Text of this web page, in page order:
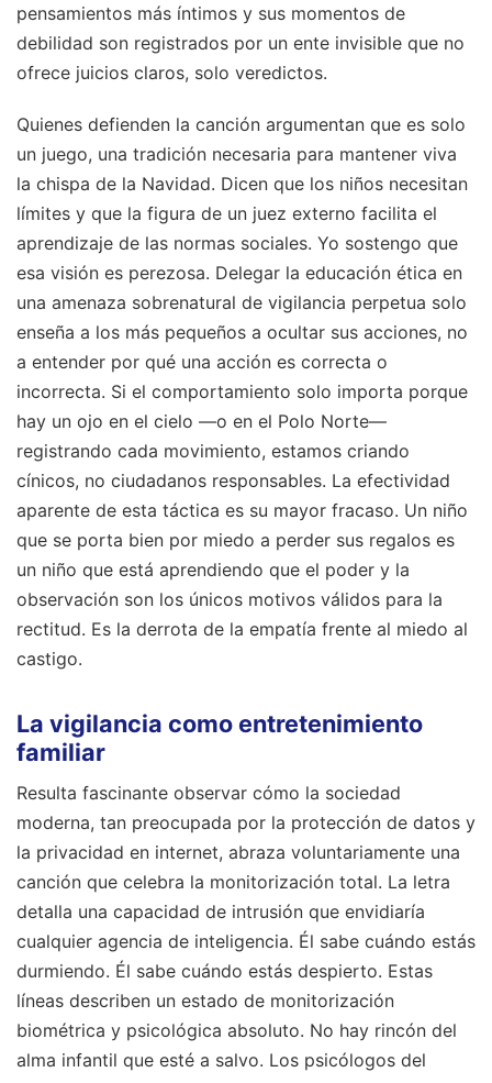
pensamientos más íntimos y sus momentos de
debilidad son registrados por un ente invisible que no
ofrece juicios claros, solo veredictos.
Quienes defienden la canción argumentan que es solo
un juego, una tradición necesaria para mantener viva
la chispa de la Navidad. Dicen que los niños necesitan
límites y que la figura de un juez externo facilita el
aprendizaje de las normas sociales. Yo sostengo que
esa visión es perezosa. Delegar la educación ética en
una amenaza sobrenatural de vigilancia perpetua solo
enseña a los más pequeños a ocultar sus acciones, no
a entender por qué una acción es correcta o
incorrecta. Si el comportamiento solo importa porque
hay un ojo en el cielo —o en el Polo Norte—
registrando cada movimiento, estamos criando
cínicos, no ciudadanos responsables. La efectividad
aparente de esta táctica es su mayor fracaso. Un niño
que se porta bien por miedo a perder sus regalos es
un niño que está aprendiendo que el poder y la
observación son los únicos motivos válidos para la
rectitud. Es la derrota de la empatía frente al miedo al
castigo.
La vigilancia como entretenimiento
familiar
Resulta fascinante observar cómo la sociedad
moderna, tan preocupada por la protección de datos y
la privacidad en internet, abraza voluntariamente una
canción que celebra la monitorización total. La letra
detalla una capacidad de intrusión que envidiaría
cualquier agencia de inteligencia. Él sabe cuándo estás
durmiendo. Él sabe cuándo estás despierto. Estas
líneas describen un estado de monitorización
biométrica y psicológica absoluto. No hay rincón del
alma infantil que esté a salvo. Los psicólogos del